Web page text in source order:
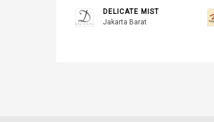
DELICATE MIST
Jakarta Barat